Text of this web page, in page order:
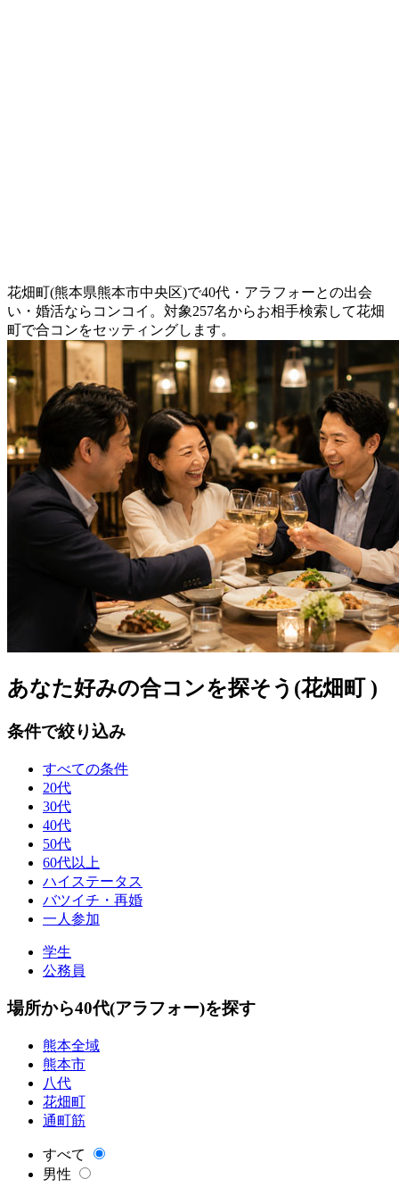
花畑町(熊本県熊本市中央区)で40代・アラフォーとの出会
い・婚活ならコンコイ。対象257名からお相手検索して花畑
町で合コンをセッティングします。
あなた好みの合コンを探そう(花畑町 )
条件で絞り込み
すべての条件
20代
30代
40代
50代
60代以上
ハイステータス
バツイチ・再婚
一人参加
学生
公務員
場所から40代(アラフォー)を探す
熊本全域
熊本市
八代
花畑町
通町筋
すべて
男性